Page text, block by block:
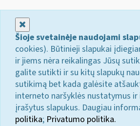
Šioje svetainėje naudojami
cookies). Būtinieji slapukai
ir jiems nėra reikalingas Jūsų
galite sutikti ir su kitų slapukų
sutikimą bet kada galėsite
interneto naršyklės nustatymus
įrašytus slapukus. Daugiau
politika; Privatumo politika.